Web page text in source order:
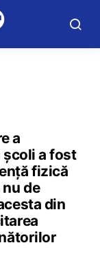
a
a fost
fizică
de
din